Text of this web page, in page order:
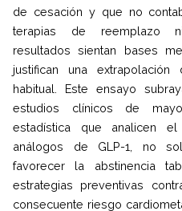
de cesación y que no
terapias de reemplazo
resultados sientan bases
justifican una
habitual. Este ensayo
estudios clínicos de
estadística que analicen
análogos de GLP-1, no
favorecer la abstinencia
estrategias preventivas
consecuente riesgo